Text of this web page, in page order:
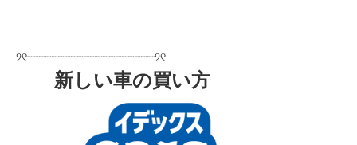
୨୧┈┈┈┈┈┈┈┈┈┈┈┈┈┈┈┈┈┈┈┈୨୧
新しい車の買い方